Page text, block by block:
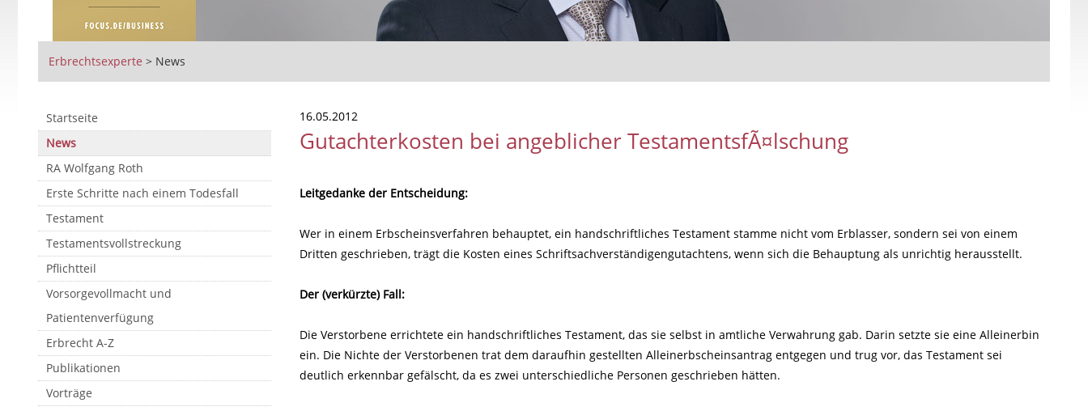
Erbrechtsexperte > News
Startseite
News
RA Wolfgang Roth
Erste Schritte nach einem Todesfall
Testament
Testamentsvollstreckung
Pflichtteil
Vorsorgevollmacht und
Patientenverfügung
Erbrecht A-Z
Publikationen
Vorträge
16.05.2012
Gutachterkosten bei angeblicher TestamentsfÃ¤lschung
Leitgedanke der Entscheidung:
Wer in einem Erbscheinsverfahren behauptet, ein handschriftliches Testament stamme nicht vom Erblasser, sondern sei von einem
Dritten geschrieben, trägt die Kosten eines Schriftsachverständigengutachtens, wenn sich die Behauptung als unrichtig herausstellt.
Der (verkürzte) Fall:
Die Verstorbene errichtete ein handschriftliches Testament, das sie selbst in amtliche Verwahrung gab. Darin setzte sie eine Alleinerbin
ein. Die Nichte der Verstorbenen trat dem daraufhin gestellten Alleinerbscheinsantrag entgegen und trug vor, das Testament sei
deutlich erkennbar gefälscht, da es zwei unterschiedliche Personen geschrieben hätten.